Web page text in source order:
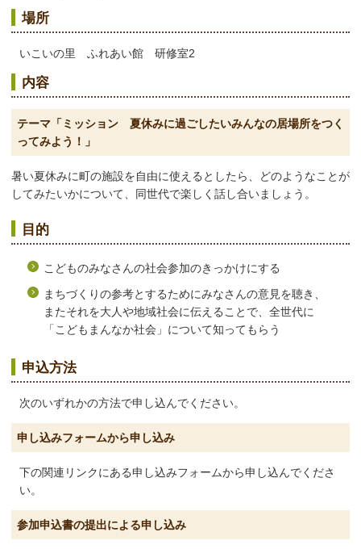
場所
いこいの里 ふれあい館 研修室2
内容
テーマ「ミッション 夏休みに過ごしたいみんなの居場所をつく
ってみよう！」
暑い夏休みに町の施設を自由に使えるとしたら、どのようなことが
してみたいかについて、同世代で楽しく話し合いましょう。
目的
こどものみなさんの社会参加のきっかけにする
まちづくりの参考とするためにみなさんの意見を聴き、
またそれを大人や地域社会に伝えることで、全世代に
「こどもまんなか社会」について知ってもらう
申込方法
次のいずれかの方法で申し込んでください。
申し込みフォームから申し込み
下の関連リンクにある申し込みフォームから申し込んでくださ
い。
参加申込書の提出による申し込み